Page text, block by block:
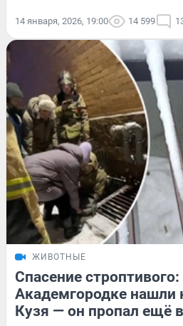
14 января, 2026, 19:00 14 599
ЖИВОТНЫЕ
Спасение строптивого:
Академгородке нашли
Кузя — он пропал ещё